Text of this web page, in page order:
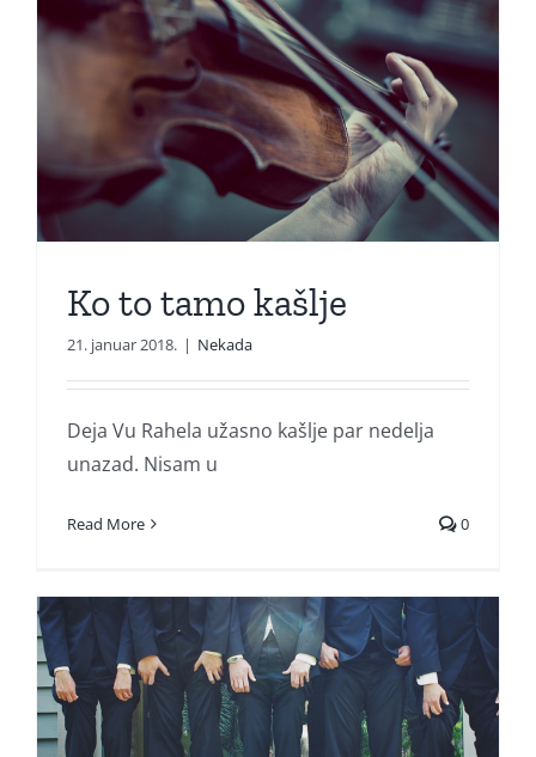
Ko to tamo kašlje
21. januar 2018. | Nekada
Deja Vu Rahela užasno kašlje par nedelja
unazad. Nisam u
Read More 0